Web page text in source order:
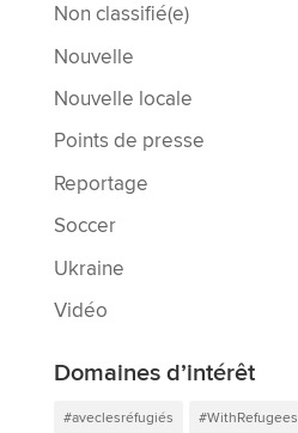
Non classifié(e)
Nouvelle
Nouvelle locale
Points de presse
Reportage
Soccer
Ukraine
Vidéo
Domaines d’intérêt
#aveclesréfugiés #WithRefugees